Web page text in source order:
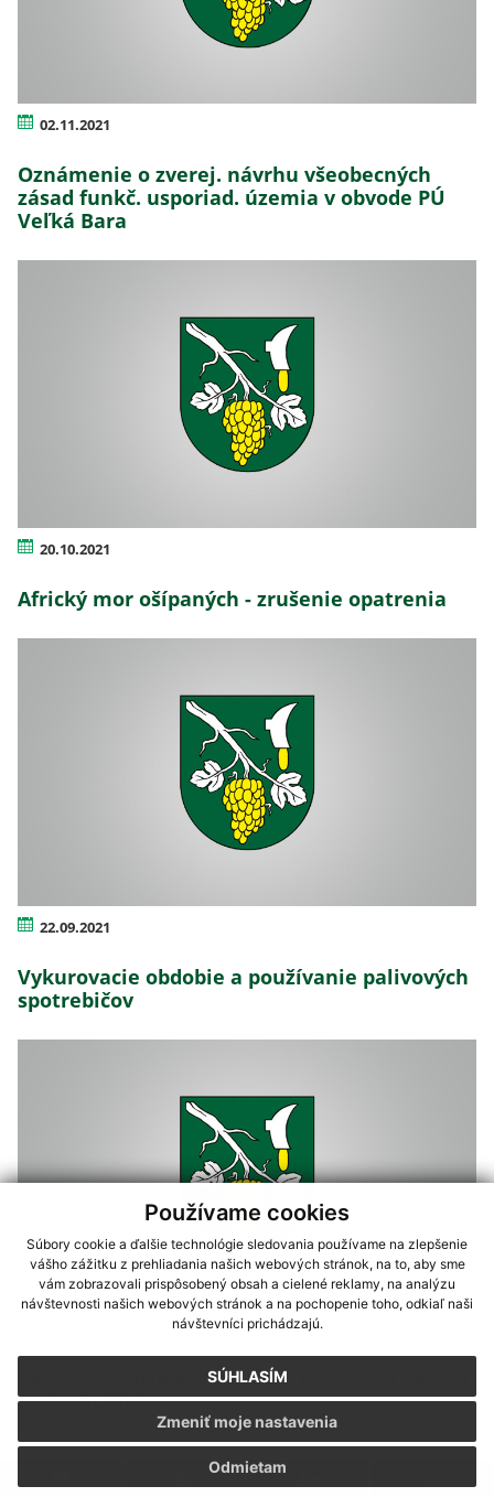
Používame cookies
Súbory cookie a ďalšie technológie sledovania používame na zlepšenie
vášho zážitku z prehliadania našich webových stránok, na to, aby sme
vám zobrazovali prispôsobený obsah a cielené reklamy, na analýzu
návštevnosti našich webových stránok a na pochopenie toho, odkiaľ naši
návštevníci prichádzajú.
SÚHLASÍM
Odmietam
Zmeniť moje nastavenia
02.11.2021
Oznámenie o zverej. návrhu všeobecných
zásad funkč. usporiad. územia v obvode PÚ
Veľká Bara
20.10.2021
Africký mor ošípaných - zrušenie opatrenia
22.09.2021
Vykurovacie obdobie a používanie palivových
spotrebičov
Zber, separácia a recyklácia použitých batérií
a akumulátorov